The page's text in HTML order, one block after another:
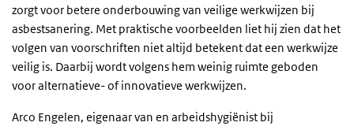
zorgt voor betere onderbouwing van veilige werkwijzen bij
asbestsanering. Met praktische voorbeelden liet hij zien dat het
volgen van voorschriften niet altijd betekent dat een werkwijze
veilig is. Daarbij wordt volgens hem weinig ruimte geboden
voor alternatieve- of innovatieve werkwijzen.
Arco Engelen, eigenaar van en arbeidshygiënist bij